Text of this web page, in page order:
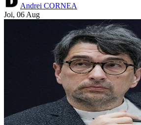
Andrei CORNEA
Joi, 06 Aug